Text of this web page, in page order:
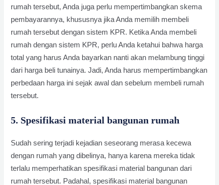
rumah tersebut, Anda juga perlu mempertimbangkan skema
pembayarannya, khususnya jika Anda memilih membeli
rumah tersebut dengan sistem KPR. Ketika Anda membeli
rumah dengan sistem KPR, perlu Anda ketahui bahwa harga
total yang harus Anda bayarkan nanti akan melambung tinggi
dari harga beli tunainya. Jadi, Anda harus mempertimbangkan
perbedaan harga ini sejak awal dan sebelum membeli rumah
tersebut.
5. Spesifikasi material bangunan rumah
Sudah sering terjadi kejadian seseorang merasa kecewa
dengan rumah yang dibelinya, hanya karena mereka tidak
terlalu memperhatikan spesifikasi material bangunan dari
rumah tersebut. Padahal, spesifikasi material bangunan